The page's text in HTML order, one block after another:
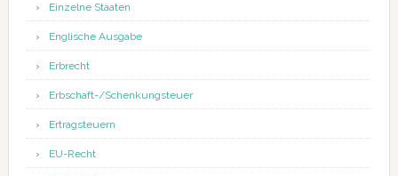
Einzelne Staaten
Englische Ausgabe
Erbrecht
Erbschaft-/Schenkungsteuer
Ertragsteuern
EU-Recht